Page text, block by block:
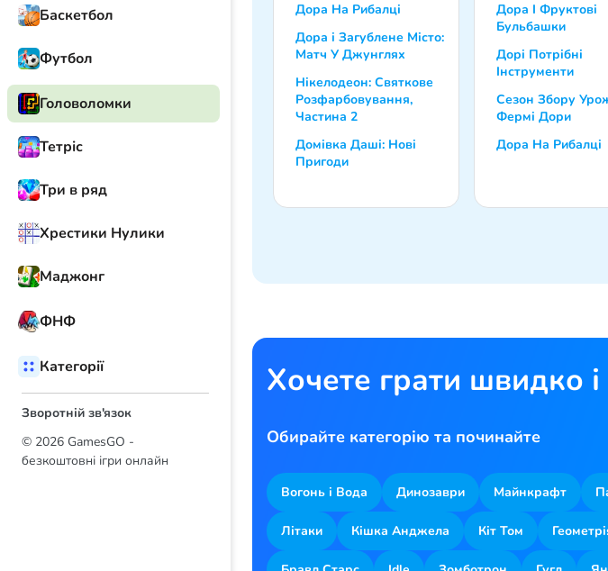
Баскетбол
Футбол
Головоломки
Тетріс
Три в ряд
Хрестики Нулики
Маджонг
ФНФ
Категорії
Зворотній зв'язок
© 2026 GamesGO -
безкоштовні ігри онлайн
Дора На Рибалці
Дора і Загублене Місто:
Матч У Джунглях
Нікелодеон: Святкове
Розфарбовування,
Частина 2
Домівка Даші: Нові
Пригоди
Дора І Фруктові
Бульбашки
Дорі Потрібні
Інструменти
Сезон Збору
Фермі Дори
Дора На Рибалці
Хочете грати швидко
Обирайте категорію та починайте
Вогонь і Вода Динозаври Майнкрафт
Літаки Кішка Анджела Кіт Том